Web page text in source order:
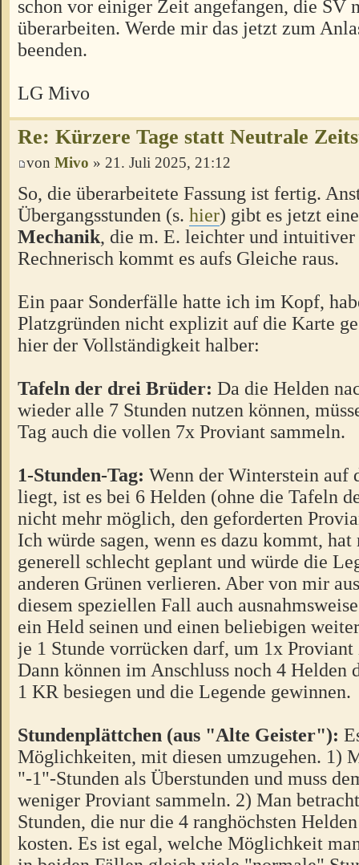
schon vor einiger Zeit angefangen, die SV
überarbeiten. Werde mir das jetzt zum
beenden.
LG Mivo
Re: Kürzere Tage statt Neutrale
von Mivo » 21. Juli 2025, 21:12
So, die überarbeitete Fassung ist fertig.
Übergangsstunden (s. hier) gibt es jetzt
Mechanik, die m. E. leichter und intuitiver
Rechnerisch kommt es aufs Gleiche raus.
Ein paar Sonderfälle hatte ich im Kopf,
Platzgründen nicht explizit auf die Karte
hier der Vollständigkeit halber:
Tafeln der drei Brüder: Da die Helden
wieder alle 7 Stunden nutzen können,
Tag auch die vollen 7x Proviant sammeln.
1-Stunden-Tag: Wenn der Winterstein auf
liegt, ist es bei 6 Helden (ohne die Tafeln
nicht mehr möglich, den geforderten
Ich würde sagen, wenn es dazu kommt,
generell schlecht geplant und würde die
anderen Grünen verlieren. Aber von mir
diesem speziellen Fall auch
ein Held seinen und einen beliebigen
je 1 Stunde vorrücken darf, um 1x Proviant
Dann können im Anschluss noch 4 Helden
1 KR besiegen und die Legende gewinnen.
Stundenplättchen (aus "Alte Geister"):
Möglichkeiten, mit diesen umzugehen. 1)
"-1"-Stunden als Überstunden und muss
weniger Proviant sammeln. 2) Man
Stunden, die nur die 4 ranghöchsten
kosten. Es ist egal, welche Möglichkeit